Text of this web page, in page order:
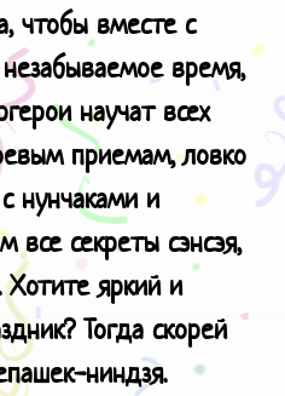
чтобы вместе с
время,
научат всех
приемам, ловко
нунчаками и
все секреты сэнсэя,
Хотите яркий и
Тогда скорей
ниндзя.